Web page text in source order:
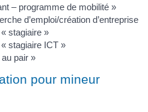
– programme de mobilité »
d’emploi/création d’entreprise
stagiaire »
stagiaire ICT »
pair »
pour mineur